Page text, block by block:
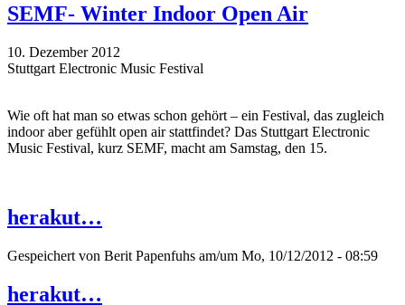
SEMF- Winter Indoor Open Air
10. Dezember 2012
Stuttgart Electronic Music Festival
Wie oft hat man so etwas schon gehört – ein Festival, das zugleich
indoor aber gefühlt open air stattfindet? Das Stuttgart Electronic
Music Festival, kurz SEMF, macht am Samstag, den 15.
herakut…
Gespeichert von Berit Papenfuhs am/um Mo, 10/12/2012 - 08:59
herakut…